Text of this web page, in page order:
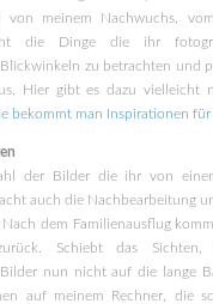
von meinem Nachwuchs,
die Dinge die ihr
zu betrachten und
Hier gibt es dazu vielleicht
bekommt man Inspirationen für
der Bilder die ihr von
auch die Nachbearbeitung
Nach dem Familienausflug
Schiebt das Sichten,
nun nicht auf die lange
auf meinem Rechner, die